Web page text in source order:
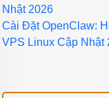
Nhật 2026
Cài Đặt OpenClaw:
VPS Linux Cập Nhật